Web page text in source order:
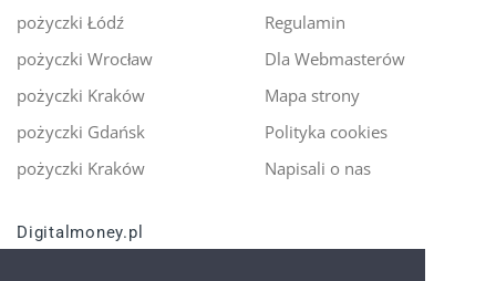
pożyczki Łódź
pożyczki Wrocław
pożyczki Kraków
pożyczki Gdańsk
pożyczki Kraków
Regulamin
Dla Webmasterów
Mapa strony
Polityka cookies
Napisali o nas
Digitalmoney.pl